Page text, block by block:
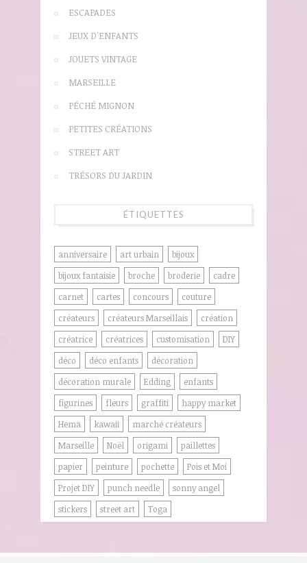
ESCAPADES
JEUX D'ENFANTS
JOUETS VINTAGE
MARSEILLE
PÉCHÉ MIGNON
PETITES CRÉATIONS
STREET ART
TRÉSORS DU JARDIN
ÉTIQUETTES
anniversaire art urbain
bijoux
bijoux fantaisie
broche broderie
cadre
carnet
cartes concours
couture
créateurs
créateurs Marseillais
création
créatrice
créatrices customisation
DIY
déco
déco enfants
décoration
décoration murale
Edding
enfants
figurines
fleurs graffiti
happy market
Hema
kawaii
marché créateurs
Marseille
Noël origami
paillettes
papier
peinture pochette
Pois et Moi
Projet DIY
punch needle
sonny angel
stickers
street art Toga